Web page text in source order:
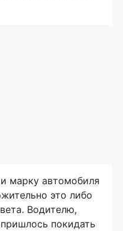
марку автомобиля
это либо
Водителю,
покидать